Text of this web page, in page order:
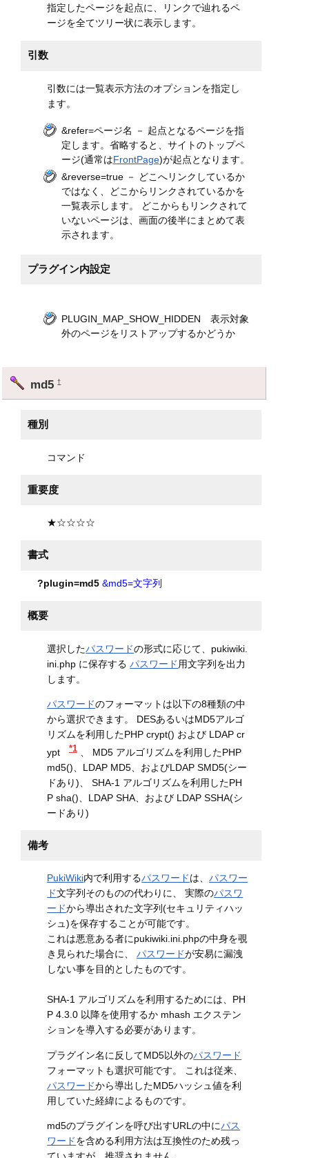
指定したページを起点に、リンクで辿れるペ
ージを全てツリー状に表示します。
引数
引数には一覧表示方法のオプションを指定し
ます。
&refer=ページ名 － 起点となるページを指
定します。省略すると、サイトのトップペ
ージ(通常はFrontPage)が起点となります。
&reverse=true － どこへリンクしているか
ではなく、どこからリンクされているかを
一覧表示します。 どこからもリンクされて
いないページは、画面の後半にまとめて表
示されます。
プラグイン内設定
PLUGIN_MAP_SHOW_HIDDEN 表示対象
外のページをリストアップするかどうか
md5†
種別
コマンド
重要度
★☆☆☆☆
書式
?plugin=md5 &md5=文字列
概要
選択したパスワードの形式に応じて、pukiwiki.
ini.php に保存するパスワード 用文字列を出力
します。
パスワードのフォーマットは以下の8種類の中
から選択できます。 DESあるいはMD5アルゴ
リズムを利用したPHP crypt() および LDAP cr
ypt
*1
、 MD5 アルゴリズムを利用したPHP
md5()、LDAP MD5、およびLDAP SMD5(シー
ドあり)、 SHA-1 アルゴリズムを利用したPH
P sha()、LDAP SHA、および LDAP SSHA(シ
ードあり)
備考
PukiWiki内で利用するパスワードは、パスワー
ド文字列そのものの代わりに、 実際のパスワ
ードから導出された文字列(セキュリティハッ
シュ)を保存することが可能です。
これは悪意ある者にpukiwiki.ini.phpの中身を覗
き見られた場合に、パスワードが安易に漏洩
しない事を目的としたものです。
SHA-1 アルゴリズムを利用するためには、PH
P 4.3.0 以降を使用するか mhash エクステン
ションを導入する必要があります。
プラグイン名に反してMD5以外のパスワード
フォーマットも選択可能です。 これは従来、
パスワードから導出したMD5ハッシュ値を利
用していた経緯によるものです。
md5のプラグインを呼び出すURLの中にパス
ワードを含める利用方法は互換性のため残っ